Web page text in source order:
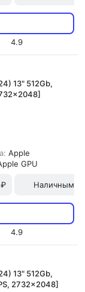
4.9
13" 512Gb,
Apple
GPU
Наличными
4.9
13" 512Gb,
2732x2048]